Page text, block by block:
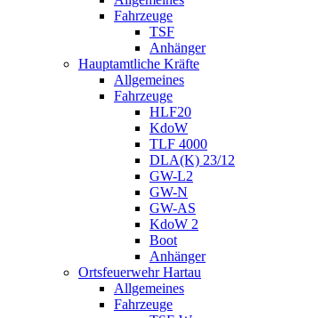
Fahrzeuge
TSF
Anhänger
Hauptamtliche Kräfte
Allgemeines
Fahrzeuge
HLF20
KdoW
TLF 4000
DLA(K) 23/12
GW-L2
GW-N
GW-AS
KdoW 2
Boot
Anhänger
Ortsfeuerwehr Hartau
Allgemeines
Fahrzeuge